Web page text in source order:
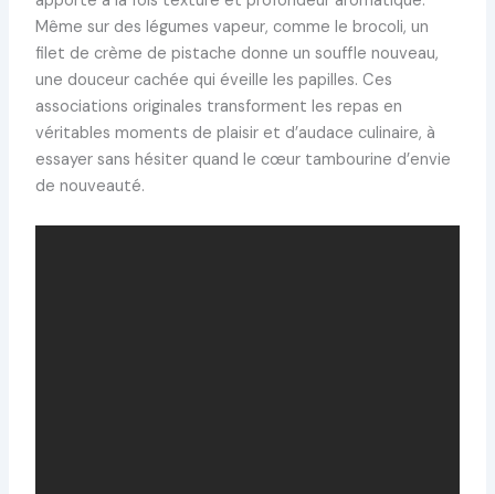
Même sur des légumes vapeur, comme le brocoli, un
filet de crème de pistache donne un souffle nouveau,
une douceur cachée qui éveille les papilles. Ces
associations originales transforment les repas en
véritables moments de plaisir et d’audace culinaire, à
essayer sans hésiter quand le cœur tambourine d’envie
de nouveauté.